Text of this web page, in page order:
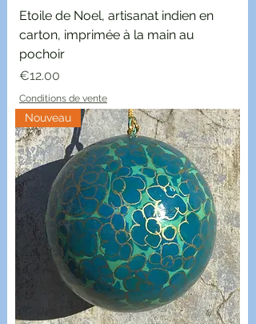
Etoile de Noel, artisanat indien en
carton, imprimée à la main au
pochoir
Price
€12.00
Conditions de vente
Nouveau